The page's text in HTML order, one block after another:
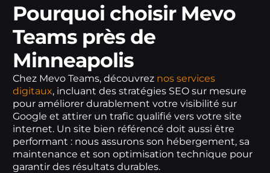
Pourquoi choisir Mevo
Teams près de
Minneapolis
Chez Mevo Teams, découvrez nos services
digitaux, incluant des stratégies SEO sur mesure
pour améliorer durablement votre visibilité sur
Google et attirer un trafic qualifié vers votre site
internet. Un site bien référencé doit aussi être
performant : nous assurons son hébergement, sa
maintenance et son optimisation technique pour
garantir des résultats durables.